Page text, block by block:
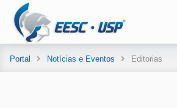
Portal Notícias e Eventos Editorias